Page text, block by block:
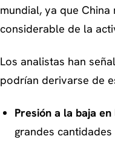
mundial, ya que
considerable de la
Los analistas han
podrían derivarse de
Presión a la baja
grandes